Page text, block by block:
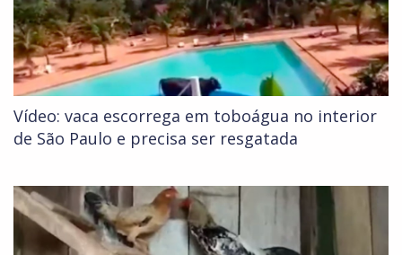
Vídeo: vaca escorrega em toboágua no interior
de São Paulo e precisa ser resgatada